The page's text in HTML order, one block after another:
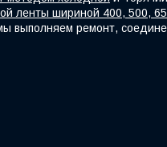
ленты шириной 400, 500,
выполняем ремонт,